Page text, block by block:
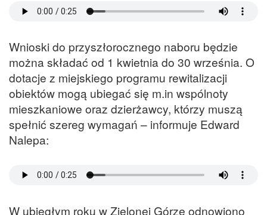
Wnioski do przyszłorocznego naboru będzie
można składać od 1 kwietnia do 30 września. O
dotacje z miejskiego programu rewitalizacji
obiektów mogą ubiegać się m.in wspólnoty
mieszkaniowe oraz dzierżawcy, którzy muszą
spełnić szereg wymagań – informuje Edward
Nalepa:
W ubiegłym roku w Zielonej Górze odnowiono